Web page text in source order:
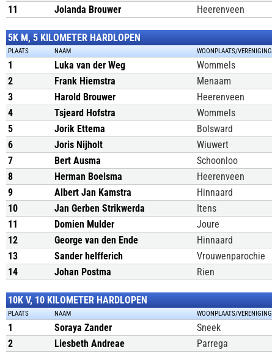
11
Jolanda Brouwer Heerenveen
5K M, 5 KILOMETER HARDLOPEN
PLAATS NAAM WOONPLAATS/VERENIGING
1 Luka van der Weg Wommels
2
Frank Hiemstra Menaam
3
Harold Brouwer Heerenveen
4
Tsjeard Hofstra Wommels
5
Jorik Ettema Bolsward
6
Joris Nijholt Wiuwert
7
Bert Ausma Schoonloo
8
Herman Boelsma Heerenveen
9
Albert Jan Kamstra Hinnaard
10
Jan Gerben Strikwerda Itens
11
Domien Mulder Joure
12
George van den Ende Hinnaard
13
Sander helfferich Vrouwenparochie
14
Johan Postma Rien
10K V, 10 KILOMETER HARDLOPEN
PLAATS NAAM WOONPLAATS/VERENIGING
1 Soraya Zander Sneek
2
Liesbeth Andreae Parrega